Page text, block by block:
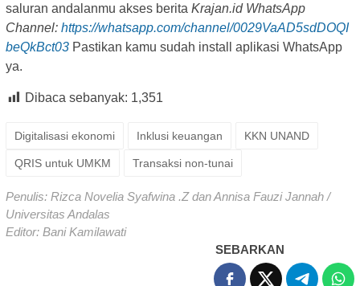
saluran andalanmu akses berita Krajan.id WhatsApp
Channel: https://whatsapp.com/channel/0029VaAD5sdDOQI
beQkBct03 Pastikan kamu sudah install aplikasi WhatsApp
ya.
Dibaca sebanyak: 1,351
Digitalisasi ekonomi Inklusi keuangan KKN UNAND
QRIS untuk UMKM Transaksi non-tunai
Penulis: Rizca Novelia Syafwina .Z dan Annisa Fauzi Jannah /
Universitas Andalas
Editor: Bani Kamilawati
SEBARKAN